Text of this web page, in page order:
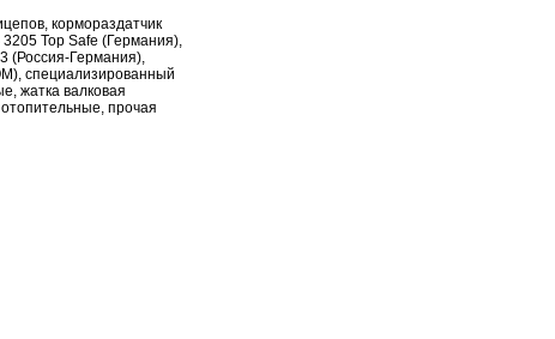
кормораздатчик
Top Safe (Германия),
(Россия-Германия),
специализированный
жатка валковая
прочая